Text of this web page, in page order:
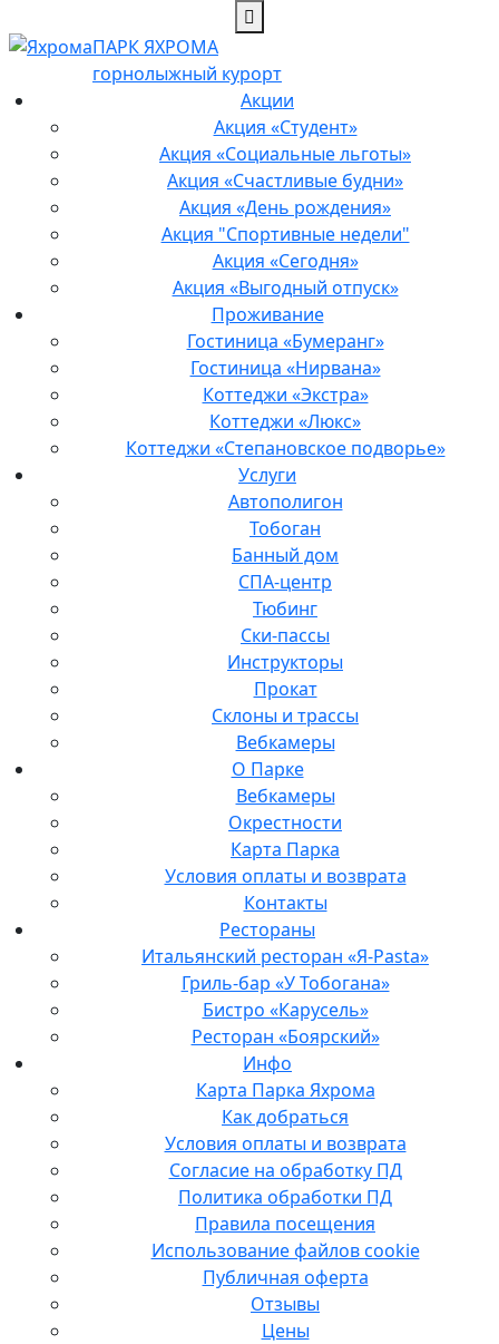
ПАРК ЯХРОМА
горнолыжный курорт
Акции
Акция «Студент»
Акция «Социальные льготы»
Акция «Счастливые будни»
Акция «День рождения»
Акция "Спортивные недели"
Акция «Сегодня»
Акция «Выгодный отпуск»
Проживание
Гостиница «Бумеранг»
Гостиница «Нирвана»
Коттеджи «Экстра»
Коттеджи «Люкс»
Коттеджи «Степановское подворье»
Услуги
Автополигон
Тобоган
Банный дом
СПА-центр
Тюбинг
Ски-пассы
Инструкторы
Прокат
Склоны и трассы
Вебкамеры
О Парке
Вебкамеры
Окрестности
Карта Парка
Условия оплаты и возврата
Контакты
Рестораны
Итальянский ресторан «Я-Pasta»
Гриль-бар «У Тобогана»
Бистро «Карусель»
Ресторан «Боярский»
Инфо
Карта Парка Яхрома
Как добраться
Условия оплаты и возврата
Согласие на обработку ПД
Политика обработки ПД
Правила посещения
Использование файлов cookie
Публичная оферта
Отзывы
Цены